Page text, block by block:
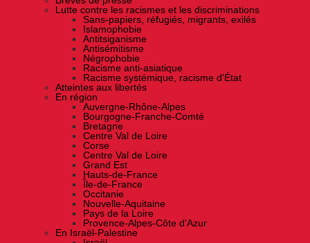
Lutte contre les racismes et les discriminations
Sans-papiers, réfugiés, migrants, exilés
Islamophobie
Antitsiganisme
Antisémitisme
Négrophobie
Racisme anti-asiatique
Racisme systémique, racisme d'État
Atteintes aux libertés
En région
Auvergne-Rhône-Alpes
Bourgogne-Franche-Comté
Bretagne
Centre Val de Loire
Corse
Centre Val de Loire
Grand Est
Hauts-de-France
Île-de-France
Occitanie
Nouvelle-Aquitaine
Pays de la Loire
Provence-Alpes-Côte d'Azur
En Israël-Palestine